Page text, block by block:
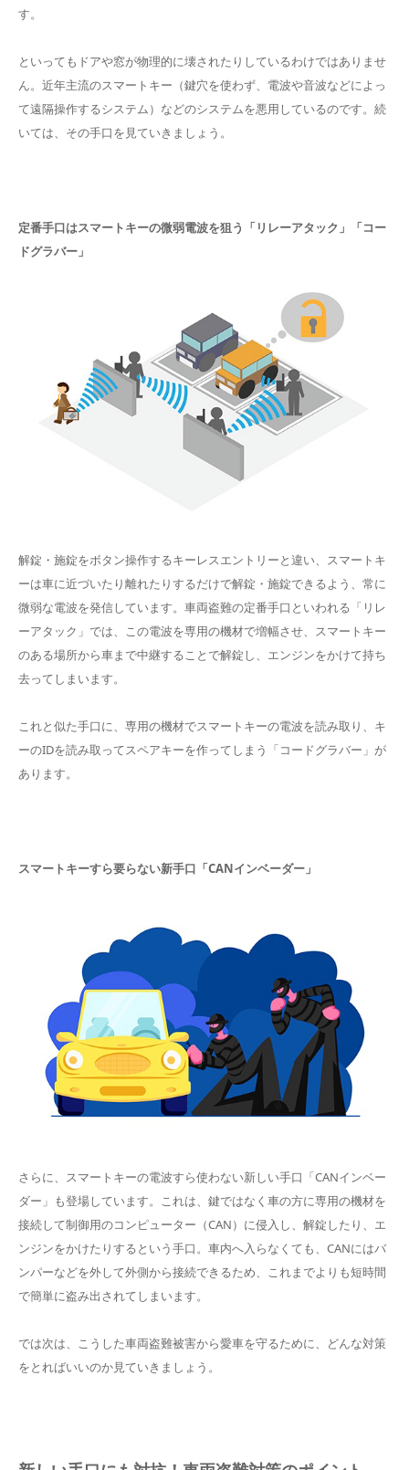
す。
といってもドアや窓が物理的に壊されたりしているわけではありませ
ん。近年主流のスマートキー（鍵穴を使わず、電波や音波などによっ
て遠隔操作するシステム）などのシステムを悪用しているのです。続
いては、その手口を見ていきましょう。
定番手口はスマートキーの微弱電波を狙う「リレーアタック」「コー
ドグラバー」
解錠・施錠をボタン操作するキーレスエントリーと違い、スマートキ
ーは車に近づいたり離れたりするだけで解錠・施錠できるよう、常に
微弱な電波を発信しています。車両盗難の定番手口といわれる「リレ
ーアタック」では、この電波を専用の機材で増幅させ、スマートキー
のある場所から車まで中継することで解錠し、エンジンをかけて持ち
去ってしまいます。
これと似た手口に、専用の機材でスマートキーの電波を読み取り、キ
ーのIDを読み取ってスペアキーを作ってしまう「コードグラバー」が
あります。
スマートキーすら要らない新手口「CANインベーダー」
さらに、スマートキーの電波すら使わない新しい手口「CANインベー
ダー」も登場しています。これは、鍵ではなく車の方に専用の機材を
接続して制御用のコンピューター（CAN）に侵入し、解錠したり、エ
ンジンをかけたりするという手口。車内へ入らなくても、CANにはバ
ンパーなどを外して外側から接続できるため、これまでよりも短時間
で簡単に盗み出されてしまいます。
では次は、こうした車両盗難被害から愛車を守るために、どんな対策
をとればいいのか見ていきましょう。